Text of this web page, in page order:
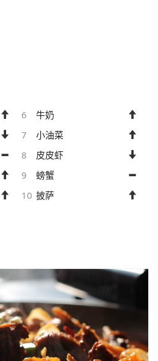
6
牛奶
7
小油菜
8
皮皮虾
9
螃蟹
10 披萨